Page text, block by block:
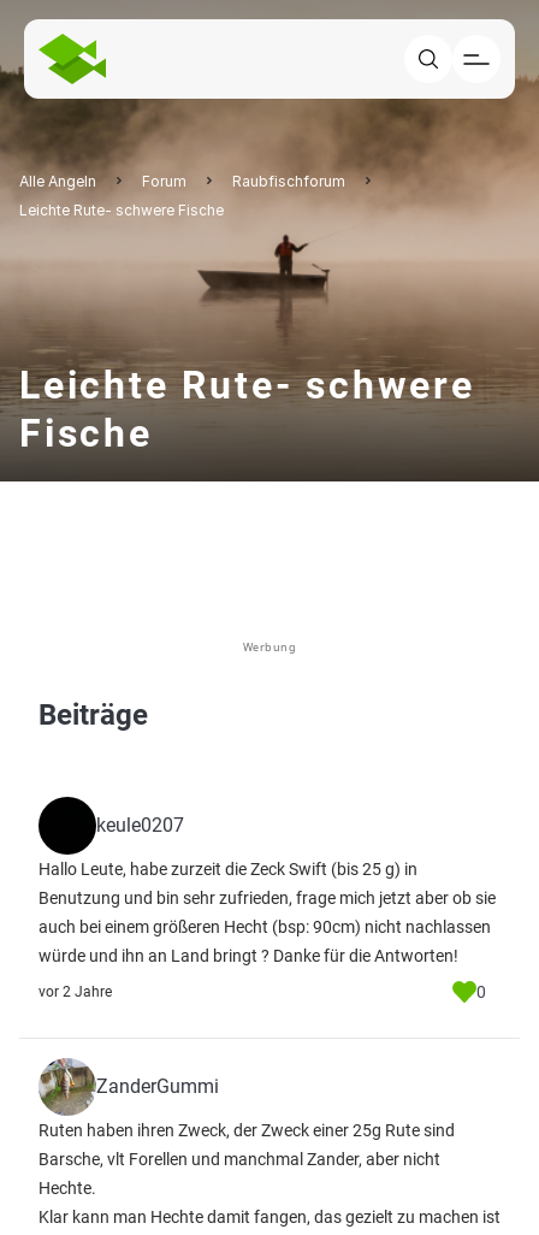
Alle Angeln Forum
Raubfischforum
Leichte Rute- schwere Fische
Leichte Rute- schwere
Fische
Werbung
Beiträge
keule0207
Hallo Leute, habe zurzeit die Zeck Swift (bis 25 g) in
Benutzung und bin sehr zufrieden, frage mich jetzt aber ob sie
auch bei einem größeren Hecht (bsp: 90cm) nicht nachlassen
würde und ihn an Land bringt ? Danke für die Antworten!
vor 2 Jahre 0
ZanderGummi
Ruten haben ihren Zweck, der Zweck einer 25g Rute sind
Barsche, vlt Forellen und manchmal Zander, aber nicht
Hechte.
Klar kann man Hechte damit fangen, das gezielt zu machen ist